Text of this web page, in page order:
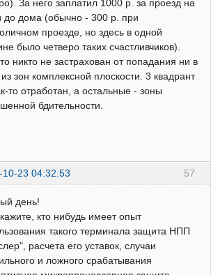
За него заплатил 1000 р. за проезд на
до дома (обычно - 300 р. при
проезде, но здесь в одной
было четверо таких счастливчиков).
никто не застрахован от попадания ни в
зон комплексной плоскости. 3 квадрант
то отработан, а остальные - зоны
бдительности.
57
10-23 04:32:53
день!
кто нибудь имеет опыт
такого терминала защита НПП
расчета его уставок, случаи
и ложного срабатывания